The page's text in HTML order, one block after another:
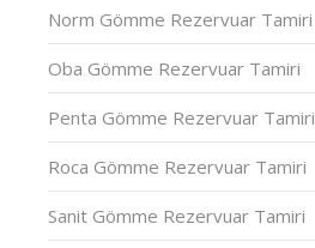
Norm Gömme Rezervuar Tamiri
Oba Gömme Rezervuar Tamiri
Penta Gömme Rezervuar Tamiri
Roca Gömme Rezervuar Tamiri
Sanit Gömme Rezervuar Tamiri